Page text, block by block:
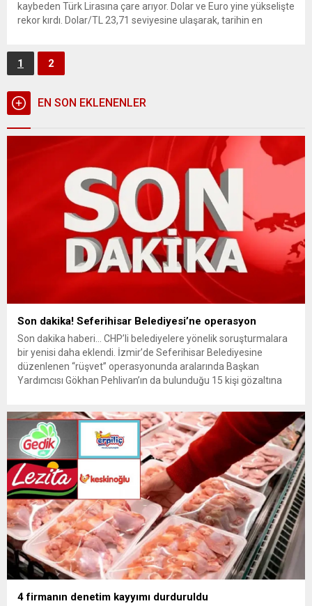
kaybeden Türk Lirasına çare arıyor. Dolar ve Euro yine yükselişte
rekor kırdı. Dolar/TL 23,71 seviyesine ulaşarak, tarihin en
denge bir nebze...
1 2
EN SON EKLENENLER
Son dakika! Seferihisar Belediyesi’ne operasyon
Son dakika haberi… CHP’li belediyelere yönelik soruşturmalara
bir yenisi daha eklendi. İzmir’de Seferihisar Belediyesine
düzenlenen “rüşvet” operasyonunda aralarında Başkan
Yardımcısı Gökhan Pehlivan’ın da bulunduğu 15 kişi gözaltına
4 firmanın denetim kayyımı durduruldu